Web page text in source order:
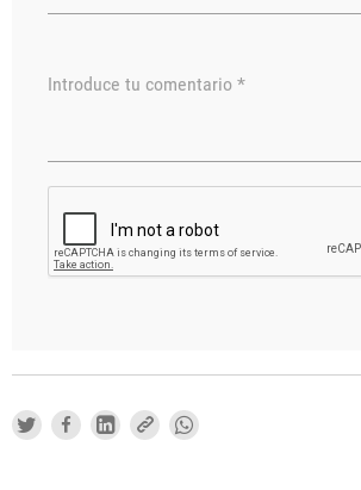
Introduce tu comentario *